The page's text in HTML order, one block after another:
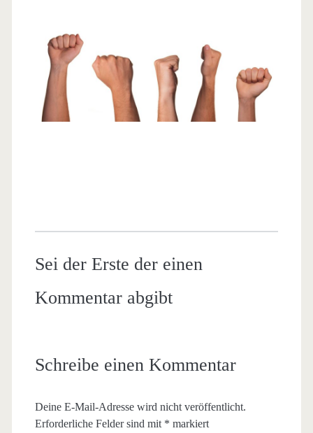
Sei der Erste der einen
Kommentar abgibt
Schreibe einen Kommentar
Deine E-Mail-Adresse wird nicht veröffentlicht.
Erforderliche Felder sind mit * markiert